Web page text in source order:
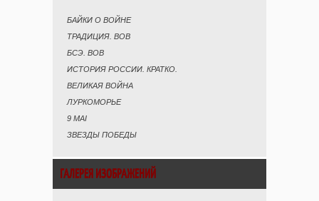
БАЙКИ О ВОЙНЕ
ТРАДИЦИЯ. ВОВ
БСЭ. ВОВ
ИСТОРИЯ РОССИИ. КРАТКО.
ВЕЛИКАЯ ВОЙНА
ЛУРКОМОРЬЕ
9 MAI
ЗВЕЗДЫ ПОБЕДЫ
ГАЛЕРЕЯ ИЗОБРАЖЕНИЙ